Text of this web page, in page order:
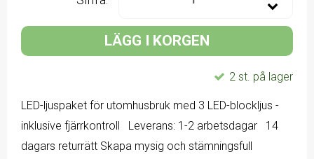
LÄGG I KORGEN
2 st. på lager
LED-ljuspaket för utomhusbruk med 3 LED-blockljus -
inklusive fjärrkontroll Leverans: 1-2 arbetsdagar 14
dagars returrätt Skapa mysig och stämningsfull